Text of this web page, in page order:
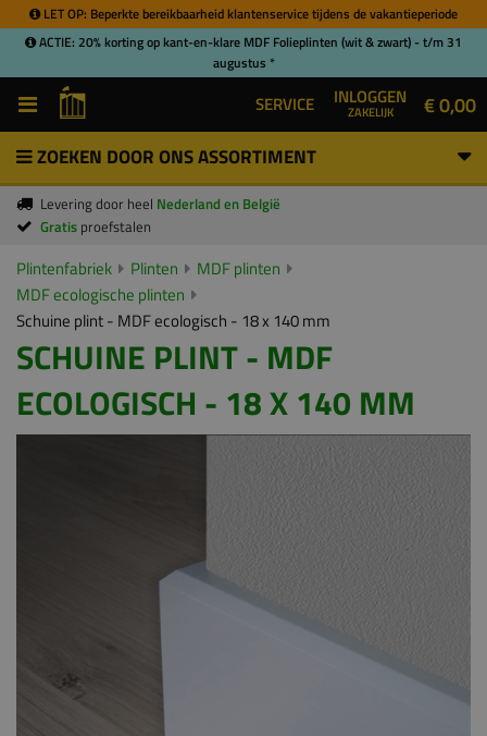
LET OP: Beperkte bereikbaarheid klantenservice tijdens de vakantieperiode
ACTIE: 20% korting op kant-en-klare MDF Folieplinten (wit & zwart) - t/m 31
augustus *
SERVICE INLOGGEN
ZAKELIJK € 0,00
ZOEKEN DOOR ONS ASSORTIMENT
Levering door heel Nederland en België
Gratis proefstalen
Plintenfabriek Plinten
MDF plinten
MDF ecologische plinten
Schuine plint - MDF ecologisch - 18 x 140 mm
SCHUINE PLINT - MDF
ECOLOGISCH - 18 X 140 MM